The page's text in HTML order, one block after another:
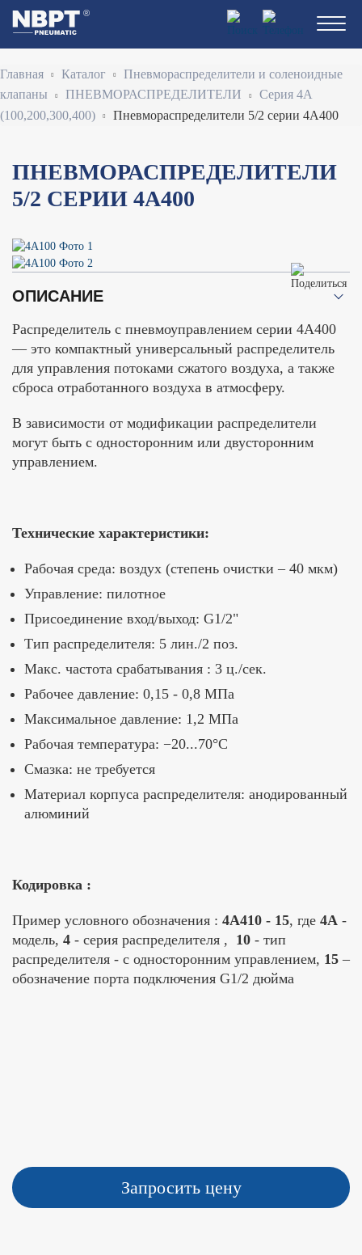
Перейти
Строка
навигации
Главная Каталог
Пневмораспределители и соленоидные
клапаны
ПНЕВМОРАСПРЕДЕЛИТЕЛИ
Серия 4A
(100,200,300,400)
Пневмораспределители 5/2 серии 4A400
ПНЕВМОРАСПРЕДЕЛИТЕЛИ
5/2 СЕРИИ 4A400
ОПИСАНИЕ
Распределитель с пневмоуправлением серии 4A400
— это компактный универсальный распределитель
для управления потоками сжатого воздуха, а также
сброса отработанного воздуха в атмосферу.
В зависимости от модификации распределители
могут быть с односторонним или двусторонним
управлением.
Технические характеристики:
Рабочая среда: воздух (степень очистки – 40 мкм)
Управление: пилотное
Присоединение вход/выход: G1/2"
Тип распределителя: 5 лин./2 поз.
Макс. частота срабатывания : 3 ц./сек.
Рабочее давление: 0,15 - 0,8 МПа
Максимальное давление: 1,2 МПа
Рабочая температура: −20...70°C
Смазка: не требуется
Материал корпуса распределителя: анодированный
алюминий
Кодировка :
Пример условного обозначения : 4A410 - 15, где 4A -
модель, 4 - серия распределителя , 10 - тип
распределителя - с односторонним управлением, 15 –
обозначение порта подключения G1/2 дюйма
Запросить цену